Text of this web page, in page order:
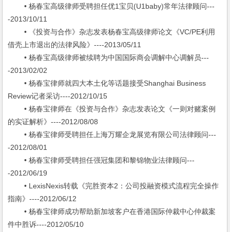
• 杨春宝高级律师受聘担任优1宝贝(U1baby)常年法律顾问---
-2013/10/11
• 《投资与合作》杂志发表杨春宝高级律师论文《VC/PE利用
借壳上市退出的法律风险》----2013/05/11
• 杨春宝高级律师被续聘为中国国际商会调解中心调解员---
-2013/02/02
• 杨春宝律师就四大本土化等话题接受Shanghai Business
Review记者采访----2012/10/15
• 杨春宝律师在《投资与合作》杂志发表论文《一则对赌案例
的实证解析》----2012/08/08
• 杨春宝律师受聘担任上海万耀企龙展览有限公司法律顾问---
-2012/08/01
• 杨春宝律师受聘担任强冠集团和黎锦物业法律顾问---
-2012/06/19
• LexisNexis转载《完胜资本2：公司投融资模式流程完全操作
指南》----2012/06/12
• 杨春宝律师成功帮助新加坡客户在香港国际仲裁中心仲裁案
件中胜诉----2012/05/10